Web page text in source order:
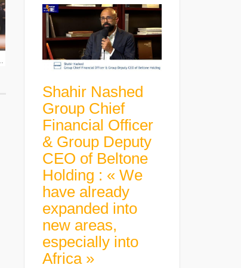
Shahir Nashed
Group Chief
Financial Officer
& Group Deputy
CEO of Beltone
Holding : « We
have already
expanded into
new areas,
especially into
Africa »